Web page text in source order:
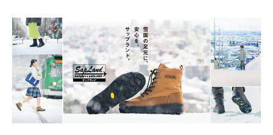
Baltro Light 定番
ケット